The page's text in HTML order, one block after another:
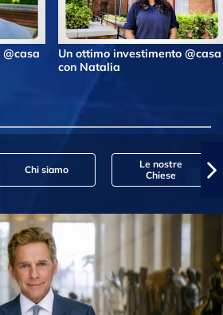
Un ottimo investimento @casa
con Natalia
Chi siamo
Le nostre
Chiese